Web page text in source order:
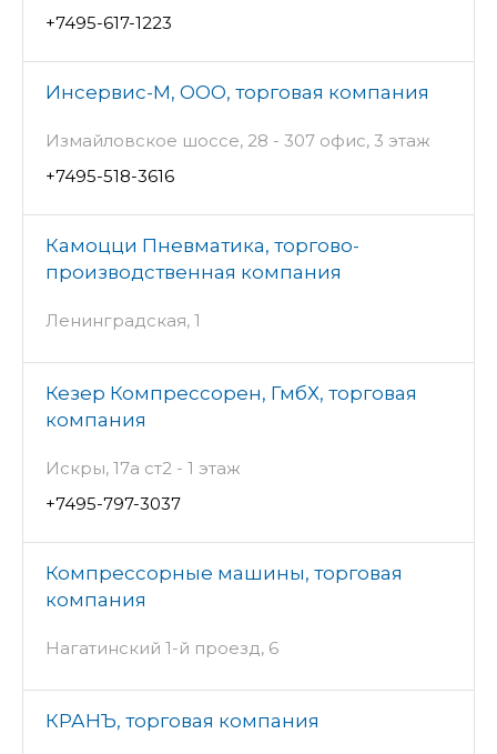
+7495-617-1223
Инсервис-М, ООО, торговая компания
Измайловское шоссе, 28 - 307 офис, 3 этаж
+7495-518-3616
Камоцци Пневматика, торгово-
производственная компания
Ленинградская, 1
Кезер Компрессорен, ГмбХ, торговая
компания
Искры, 17а ст2 - 1 этаж
+7495-797-3037
Компрессорные машины, торговая
компания
Нагатинский 1-й проезд, 6
КРАНЪ, торговая компания